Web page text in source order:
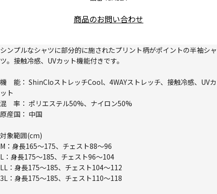
商品のお問い合わせ
シンプルなシャツに部分的に施されたプリント柄がポイントの半袖シャ
ツ。接触冷感、UVカット機能付きです。
機 能： ShinCloストレッチCool、4WAYストレッチ、接触冷感、UVカ
ット
混 率： ポリエステル50%、ナイロン50%
原産国： 中国
対象範囲(cm)
M：身長165～175、チェスト88～96
L：身長175～185、チェスト96～104
LL：身長175～185、チェスト104～112
3L：身長175～185、チェスト110～118